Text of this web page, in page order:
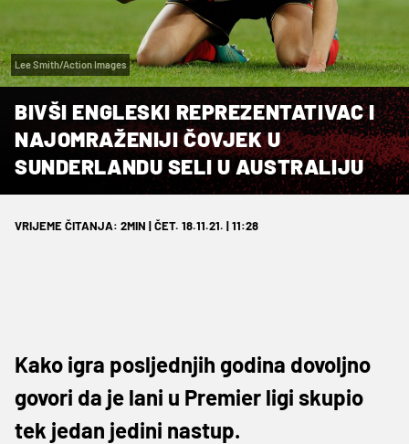
Lee Smith/Action Images
BIVŠI ENGLESKI REPREZENTATIVAC I
NAJOMRAŽENIJI ČOVJEK U
SUNDERLANDU SELI U AUSTRALIJU
VRIJEME ČITANJA: 2MIN | ČET. 18.11.21. | 11:28
Kako igra posljednjih godina dovoljno
govori da je lani u Premier ligi skupio
tek jedan jedini nastup.